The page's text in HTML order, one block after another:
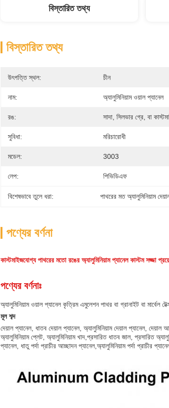
বিস্তারিত তথ্য
বিস্তারিত তথ্য
উৎপত্তি স্থল: চীন
নাম: অ্যালুমিনিয়াম ওয়াল প্যানেল
রঙ: সাদা, সিলভার গ্রে, বা
সুবিধা: মরিচারোধী
মডেল: 3003
লেপ: পিভিডিএফ
বিশেষভাবে তুলে ধরা: পাথরের মত অ্যালুমিনিয়াম
পণ্যের বর্ণনা
কাস্টমাইজযোগ্য পাথরের মতো রঙের অ্যালুমিনিয়াম প্যানেল কাস্টম সজ্জা
পণ্যের বর্ণনাঃ
অ্যালুমিনিয়াম ওয়াল প্যানেল কৃত্রিম এমুলেশন পাথর বা গ্রানাইট বা মার্বেল
মূল শব্দ
দেয়াল প্যানেল, ধাতব দেয়াল প্যানেল, অ্যালুমিনিয়াম দেয়াল প্যানেল,
অ্যালুমিনিয়াম প্লেট, অ্যালুমিনিয়াম খাদ,প্রসারিত ধাতব জাল, প্রসারিত
প্যানেল, ধাতু পর্দা প্রাচীর আচ্ছাদন প্যানেল,অ্যালুমিনিয়াম পর্দা প্রাচীর